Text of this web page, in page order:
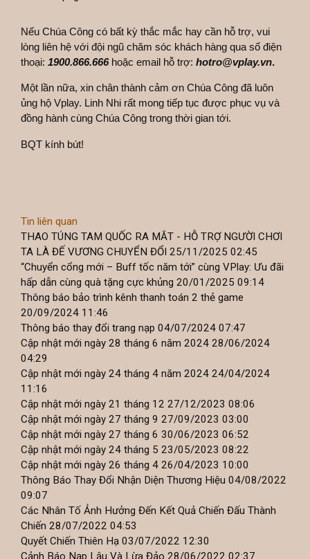
Nếu Chúa Công có bất kỳ thắc mắc hay cần hỗ trợ, vui
lòng liên hệ với đội ngũ chăm sóc khách hàng qua số điện
thoại:1900.866.666hoặc email hỗ trợ:hotro@vplay.vn.
Một lần nữa, xin chân thành cảm ơn Chúa Công đã luôn
ủng hộ Vplay. Linh Nhi rất mong tiếp tục được phục vụ và
đồng hành cùng Chúa Công trong thời gian tới.
BQT kính bút!
Tin liên quan
THAO TÚNG TAM QUỐC RA MẮT - HỖ TRỢ NGƯỜI CHƠI
TA LÀ ĐẾ VƯƠNG CHUYỂN ĐỔI25/11/2025 02:45
“Chuyển cổng mới – Buff tốc năm tới” cùng VPlay: Ưu đãi
hấp dẫn cùng quà tặng cực khủng20/01/2025 09:14
Thông báo bảo trình kênh thanh toán 2 thẻ game
20/09/2024 11:46
Thông báo thay đổi trang nạp04/07/2024 07:47
Cập nhật mới ngày 28 tháng 6 năm 202428/06/2024
04:29
Cập nhật mới ngày 24 tháng 4 năm 202424/04/2024
11:16
Cập nhật mới ngày 21 tháng 1227/12/2023 08:06
Cập nhật mới ngày 27 tháng 927/09/2023 03:00
Cập nhật mới ngày 27 tháng 630/06/2023 06:52
Cập nhật mới ngày 24 tháng 523/05/2023 08:22
Cập nhật mới ngày 26 tháng 426/04/2023 10:00
Thông Báo Thay Đổi Nhận Diện Thương Hiệu04/08/2022
09:07
Các Nhân Tố Ảnh Hưởng Đến Kết Quả Chiến Đấu Thành
Chiến28/07/2022 04:53
Quyết Chiến Thiên Hạ03/07/2022 12:30
Cảnh Báo Nạp Lậu Và Lừa Đảo28/06/2022 02:37